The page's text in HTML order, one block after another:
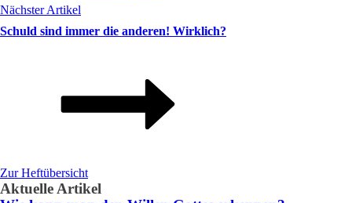
Nächster Artikel
Schuld sind immer die anderen! Wirklich?
Zur Heftübersicht
Aktuelle Artikel